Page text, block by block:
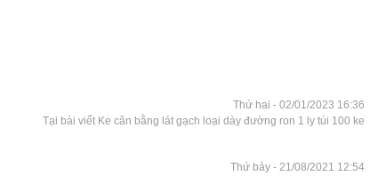
Thứ hai - 02/01/2023 16:36
Tại bài viết Ke cân bằng lát gạch loại dày đường ron 1 ly túi 100 ke
Thứ bảy - 21/08/2021 12:54